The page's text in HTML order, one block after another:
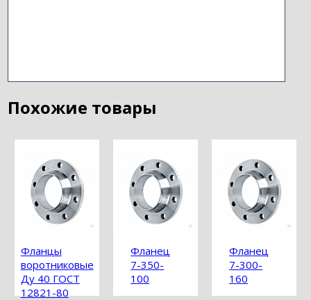
Похожие товары
Фланцы
воротниковые
Ду 40 ГОСТ
12821-80
Фланец
7-350-
100
Фланец
7-300-
160